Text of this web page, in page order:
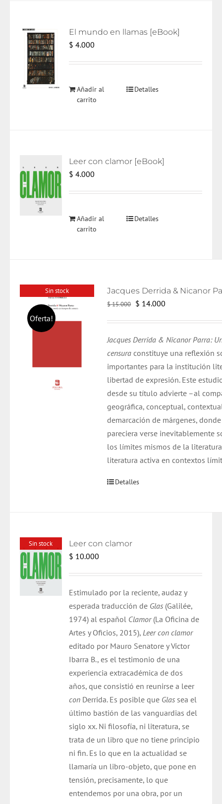
El mundo en llamas [eBook]
$ 4.000
Añadir al
carrito
Detalles
Leer con clamor [eBook]
$ 4.000
Añadir al
carrito
Detalles
Sin stock
Oferta!
$15.000 El
era:
$ 15.000.
$ 14.000
es:
$ 14.000.
Jacques Derrida & Nicanor Parra:
censura constituye una reflexión
importantes para la institución
libertad de expresión. Este
desde su título advierte –al
geográfica, conceptual,
demarcación de márgenes,
pareciera verse inevitablemente
los límites mismos de la
literatura activa en contextos
Detalles
Sin stock Leer con clamor
$ 10.000
Estimulado por la reciente, audaz y
esperada traducción de Glas (Galilée,
1974) al español Clamor(La Oficina de
Artes y Oficios, 2015),Leer con clamor
editado por Mauro Senatore y Víctor
Ibarra B., es el testimonio de una
experiencia extracadémica de dos
años, que consistió en reunirse a leer
con Derrida. Es posible que Glas sea el
último bastión de las vanguardias del
siglo xx. Ni filosofía, ni literatura, se
trata de un libro que no tiene principio
ni fin. Es lo que en la actualidad se
llamaría un libro-objeto, que pone en
tensión, precisamente, lo que
entendemos por una obra, por un